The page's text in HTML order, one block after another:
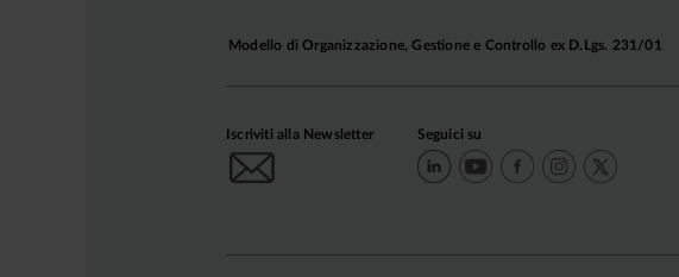
Modello di Organizzazione, Gestione e Controllo ex D.Lgs. 231/01
Iscriviti alla Newsletter Seguici su